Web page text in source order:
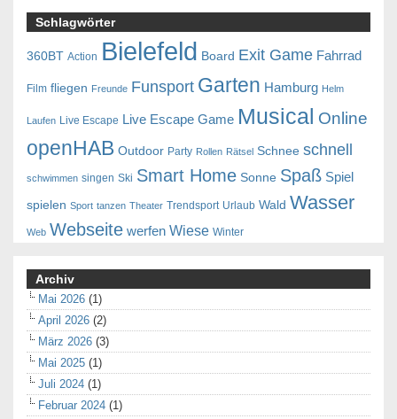
Schlagwörter
360BT Action Bielefeld Board Exit Game Fahrrad
Film fliegen Freunde Funsport Garten Hamburg Helm
Laufen Live Escape Live Escape Game Musical Online
openHAB Outdoor Party Rollen Rätsel Schnee schnell
schwimmen singen Ski Smart Home Sonne Spaß Spiel
spielen Sport tanzen Theater Trendsport Urlaub Wald Wasser
Web Webseite werfen Wiese Winter
Archiv
Mai 2026 (1)
April 2026 (2)
März 2026 (3)
Mai 2025 (1)
Juli 2024 (1)
Februar 2024 (1)